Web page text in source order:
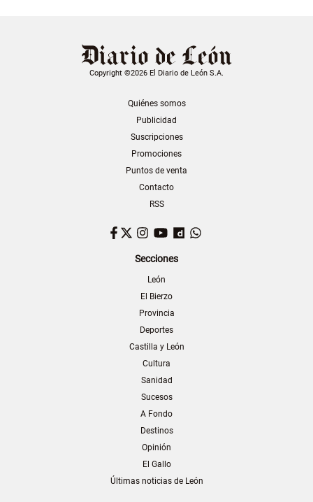
Copyright ©2026 El Diario de León S.A.
Quiénes somos
Publicidad
Suscripciones
Promociones
Puntos de venta
Contacto
RSS
Facebook
TwitterInstagram
YouTubeDailymotion
Secciones
León
El Bierzo
Provincia
Deportes
Castilla y León
Cultura
Sanidad
Sucesos
A Fondo
Destinos
Opinión
El Gallo
Últimas noticias de León